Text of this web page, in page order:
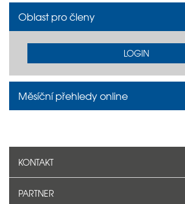
Oblast pro členy
LOGIN
Měsíční přehledy online
KONTAKT
PARTNER